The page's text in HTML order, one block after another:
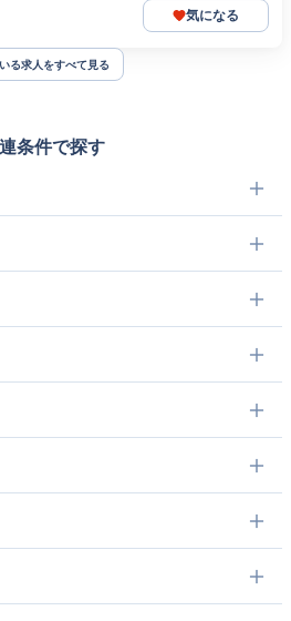
気になる
る求人をすべて見る
条件で探す